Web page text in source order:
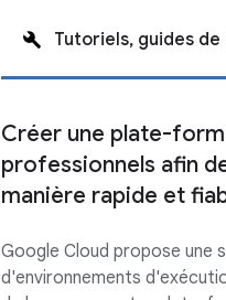
Tutoriels, guides
Créer une plate-
professionnels afin
manière rapide et
Google Cloud propose une
d'environnements